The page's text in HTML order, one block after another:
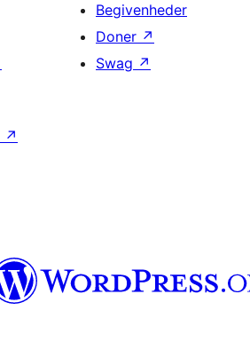
Begivenheder
Doner ↗
Swag ↗
↗